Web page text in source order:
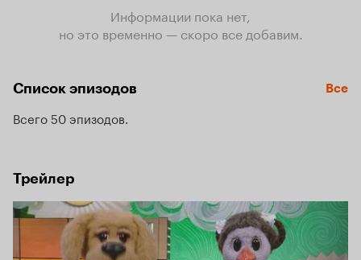
Информации пока нет,
но это временно — скоро все добавим.
Список эпизодов Все
Всего 50 эпизодов
Трейлер